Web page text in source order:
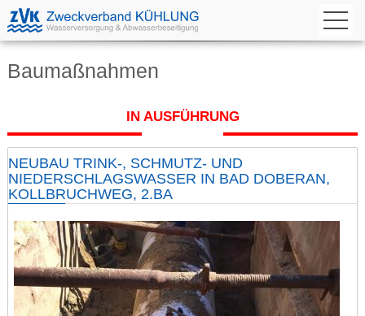
Baumaßnahmen
IN AUSFÜHRUNG
NEUBAU TRINK-, SCHMUTZ- UND
NIEDERSCHLAGSWASSER IN BAD DOBERAN,
KOLLBRUCHWEG, 2.BA